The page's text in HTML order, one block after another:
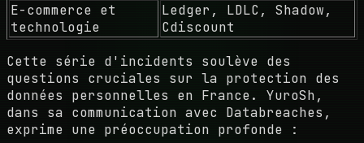
E-commerce et
technologie
Ledger, LDLC, Shadow,
Cdiscount
Cette série d'incidents soulève des
questions cruciales sur la protection des
données personnelles en France. YuroSh,
dans sa communication avec Databreaches,
exprime une préoccupation profonde :